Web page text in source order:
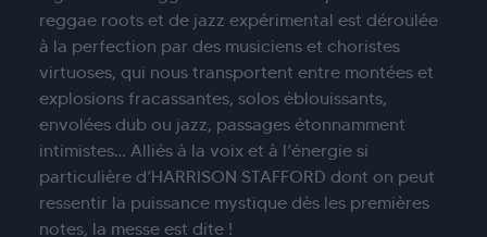
reggae roots et de jazz expérimental est déroulée
à la perfection par des musiciens et choristes
virtuoses, qui nous transportent entre montées et
explosions fracassantes, solos éblouissants,
envolées dub ou jazz, passages étonnamment
intimistes… Alliés à la voix et à l’énergie si
particulière d’HARRISON STAFFORD dont on peut
ressentir la puissance mystique dès les premières
notes, la messe est dite !